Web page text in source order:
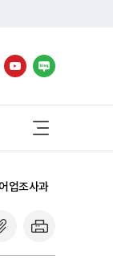
사
이
로
업조사과